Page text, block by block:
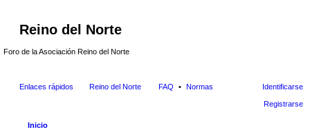
Reino del Norte
Foro de la Asociación Reino del Norte
Enlaces rápidos Reino del Norte FAQ Normas Identificarse
Registrarse
Inicio